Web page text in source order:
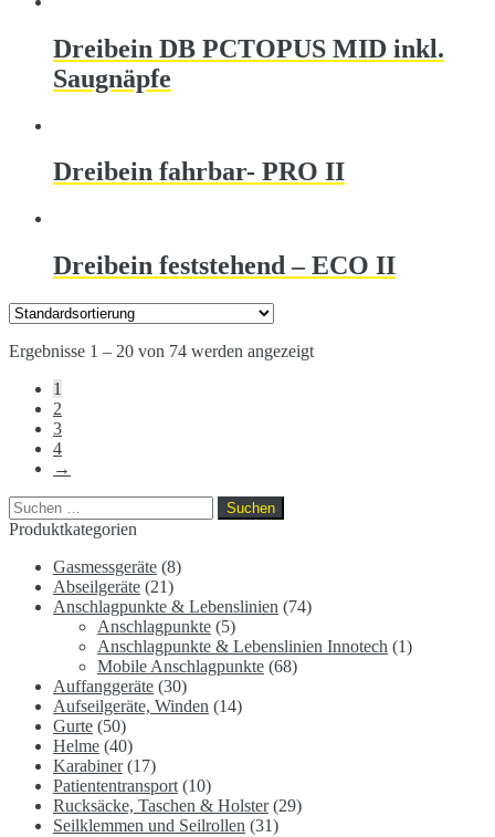
Dreibein DB PCTOPUS MID inkl.
Saugnäpfe
Dreibein fahrbar- PRO II
Dreibein feststehend – ECO II
Ergebnisse 1 – 20 von 74 werden angezeigt
1
2
3
4
→
Suchen
nach:
Produktkategorien
Gasmessgeräte (8)
Abseilgeräte (21)
Anschlagpunkte & Lebenslinien (74)
Anschlagpunkte (5)
Anschlagpunkte & Lebenslinien Innotech (1)
Mobile Anschlagpunkte (68)
Auffanggeräte (30)
Aufseilgeräte, Winden (14)
Gurte (50)
Helme (40)
Karabiner (17)
Patiententransport (10)
Rucksäcke, Taschen & Holster (29)
Seilklemmen und Seilrollen (31)